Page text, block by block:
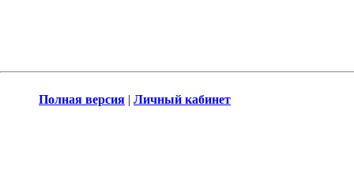
Полная версия | Личный кабинет